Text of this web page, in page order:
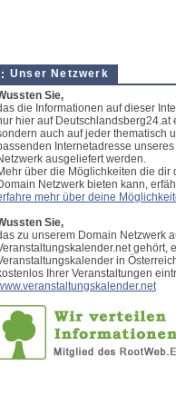
Unser Netzwerk
Sie,
die Informationen auf dieser
hier auf Deutschlandsberg24.at
auch auf jeder thematisch
Internetadresse
ausgeliefert werden.
über die Möglichkeiten die dir
Netzwerk bieten kann,
mehr über deine
Sie,
zu unserem Domain Netzwerk
gehört,
in
Ihrer Veranstaltungen